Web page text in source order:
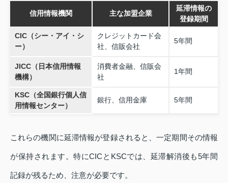
信用情報機関 主な加盟企業
延滞情報の
登録期間
CIC（シー・アイ・シ
ー）
クレジットカード会
社、信販会社
5年間
JICC（日本信用情報
機構）
消費者金融、信販会
社
1年間
KSC（全国銀行個人信
用情報センター）
銀行、信用金庫 5年間
これらの機関に延滞情報が登録されると、一定期間その情報
が保持されます。特にCICとKSCでは、延滞解消後も5年間
記録が残るため、注意が必要です。